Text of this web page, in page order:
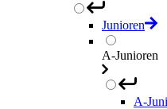
Junioren
A-Junioren
A-